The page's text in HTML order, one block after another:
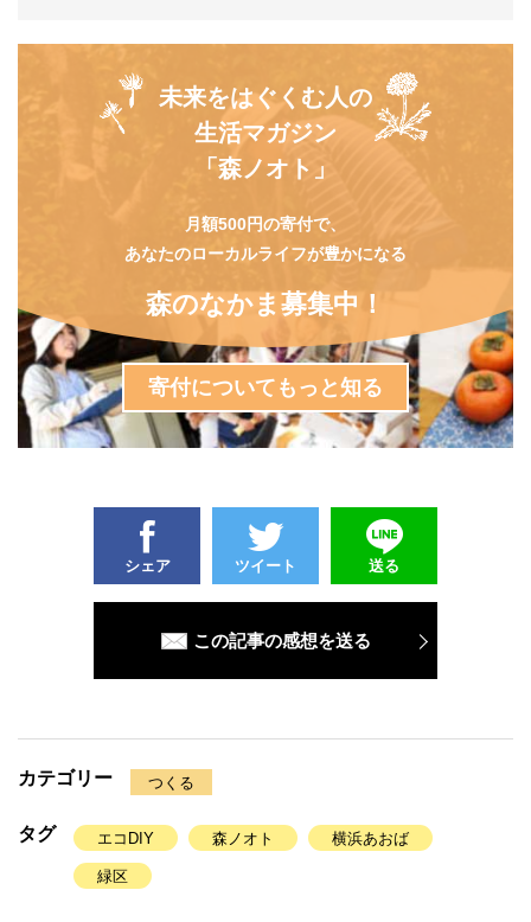
未来をはぐくむ人の
生活マガジン
「森ノオト」
月額500円の寄付で、
あなたのローカルライフが豊かになる
森のなかま募集中！
寄付についてもっと知る
シェア ツイート 送る
この記事の感想を送る
カテゴリー つくる
タグ エコDIY 森ノオト 横浜あおば
緑区